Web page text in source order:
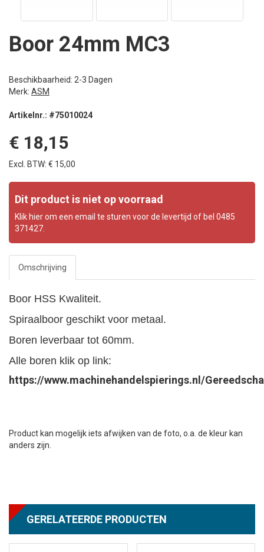
Boor 24mm MC3
Beschikbaarheid: 2-3 Dagen
Merk: ASM
Artikelnr.: #75010024
€ 18,15
Excl. BTW: € 15,00
Dit product is niet op voorraad
Klik hier om een email te sturen voor de levertijd of bel 0485
371427.
Omschrijving
Boor HSS Kwaliteit.
Spiraalboor geschikt voor metaal.
Boren leverbaar tot 60mm.
Alle boren klik op link:
https://www.machinehandelspierings.nl/
Product kan mogelijk iets afwijken van de foto, o.a. de kleur kan
anders zijn.
GERELATEERDE PRODUCTEN